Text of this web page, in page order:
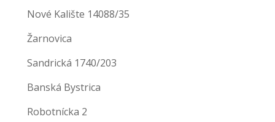
Nové Kalište 14088/35
Žarnovica
Sandrická 1740/203
Banská Bystrica
Robotnícka 2